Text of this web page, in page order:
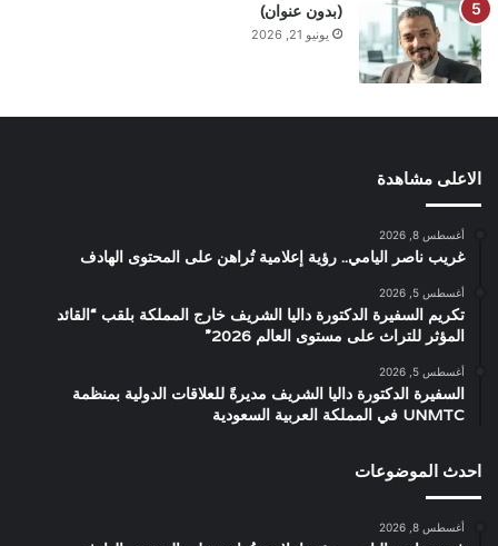
(بدون عنوان)
يونيو 21, 2026
الاعلى مشاهدة
أغسطس 8, 2026
غريب ناصر اليامي.. رؤية إعلامية تُراهن على المحتوى الهادف
أغسطس 5, 2026
تكريم السفيرة الدكتورة داليا الشريف خارج المملكة بلقب “القائد
المؤثر للتراث على مستوى العالم 2026”
أغسطس 5, 2026
السفيرة الدكتورة داليا الشريف مديرةً للعلاقات الدولية بمنظمة
UNMTC في المملكة العربية السعودية
احدث الموضوعات
أغسطس 8, 2026